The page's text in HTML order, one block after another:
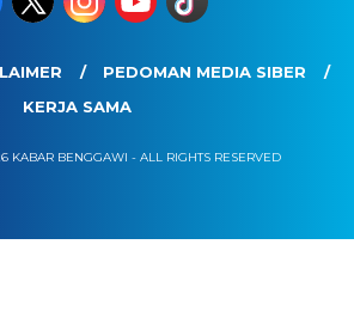
PEDOMAN MEDIA SIBER
KERJA SAMA
KABAR BENGGAWI - ALL RIGHTS RESERVED